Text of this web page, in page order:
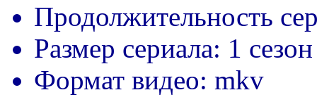
Продолжительность
Размер сериала: 1
Формат видео: mkv